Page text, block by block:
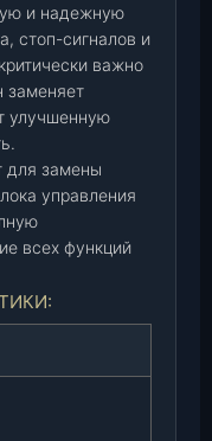
и надежную
стоп-сигналов и
важно
заменяет
улучшенную
для замены
управления
всех функций